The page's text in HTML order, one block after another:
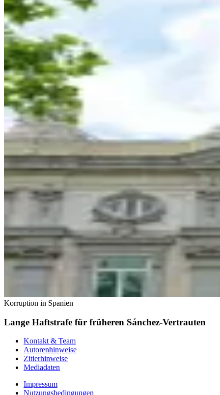
Korruption in Spanien
Lange Haftstrafe für früheren Sánchez-Vertrauten
Kontakt & Team
Autorenhinweise
Zitierhinweise
Mediadaten
Impressum
Nutzungsbedingungen